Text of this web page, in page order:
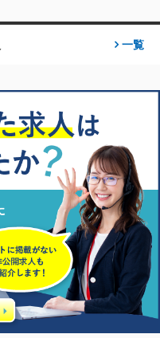
一覧